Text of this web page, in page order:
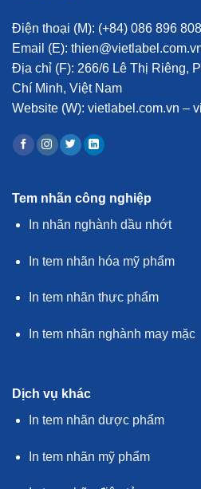
Điện thoại (M): (+84) 086 896
Email (E):
Địa chỉ (F): 266/6 Lê Thị Riêng,
Chí Minh, Việt Nam
Website (W): vietlabel.com.vn –
Tem nhãn công nghiệp
In nhãn nghành dầu nhớt
In tem nhãn hóa mỹ phẩm
In tem nhãn thực phẩm
In tem nhãn nghành may mặc
Dịch vụ khác
In tem nhãn dược phẩm
In tem nhãn mỹ phẩm